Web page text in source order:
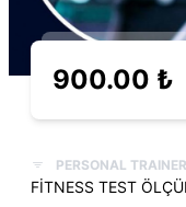
900.00 ₺
PERSONAL
FİTNESS TEST